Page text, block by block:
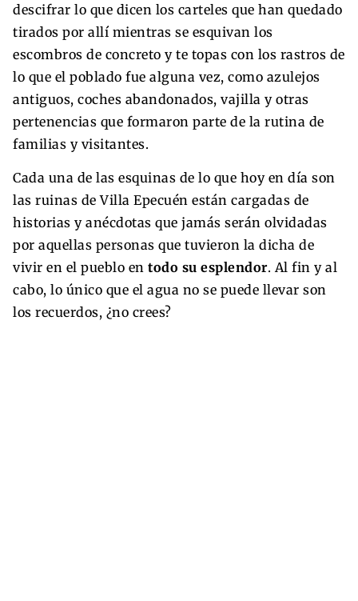
descifrar lo que dicen los carteles que han quedado
tirados por allí mientras se esquivan los
escombros de concreto y te topas con los rastros de
lo que el poblado fue alguna vez, como azulejos
antiguos, coches abandonados, vajilla y otras
pertenencias que formaron parte de la rutina de
familias y visitantes.
Cada una de las esquinas de lo que hoy en día son
las ruinas de Villa Epecuén están cargadas de
historias y anécdotas que jamás serán olvidadas
por aquellas personas que tuvieron la dicha de
vivir en el pueblo en todo su esplendor. Al fin y al
cabo, lo único que el agua no se puede llevar son
los recuerdos, ¿no crees?